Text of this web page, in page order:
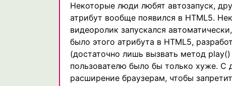
Некоторые люди любят автозапуск,
атрибут вообще появился в HTML5.
видеоролик запускался
было этого атрибута в HTML5,
(достаточно лишь вызвать метод
пользователю было бы только хуже. С
расширение браузерам, чтобы